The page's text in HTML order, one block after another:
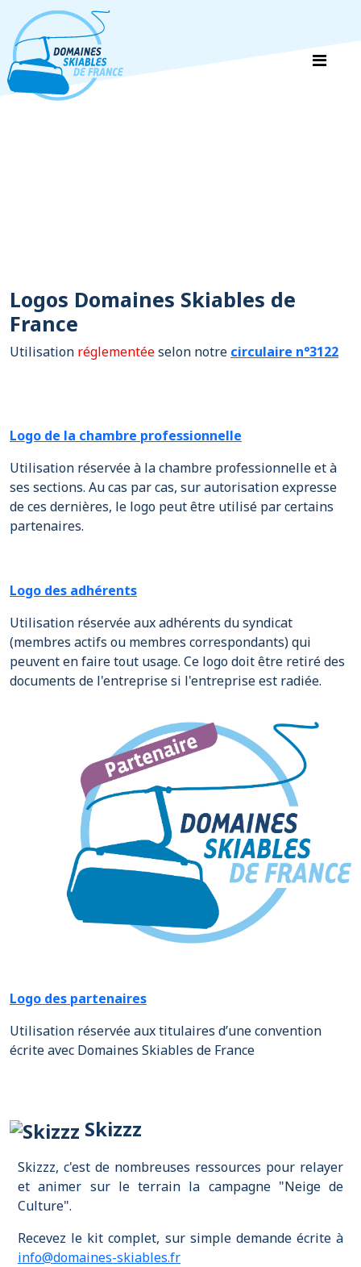
Logos Domaines Skiables de
France
Utilisation réglementéeselon notre circulaire n°3122
Logo de la chambre professionnelle
Utilisation réservée à la chambre professionnelle et à
ses sections. Au cas par cas, sur autorisation expresse
de ces dernières, le logo peut être utilisé par certains
partenaires.
Logo des adhérents
Utilisation réservée aux adhérents du syndicat
(membres actifs ou membres correspondants) qui
peuvent en faire tout usage. Ce logo doit être retiré des
documents de l'entreprise si l'entreprise est radiée.
Logo des partenaires
Utilisation réservée aux titulaires d’une convention
écrite avec Domaines Skiables de France
Skizzz
Skizzz, c'est de nombreuses ressources pour relayer
et animer sur le terrain la campagne "Neige de
Culture".
Recevez le kit complet, sur simple demande écrite à
info@domaines-skiables.fr
Panneau de gestion des cookies